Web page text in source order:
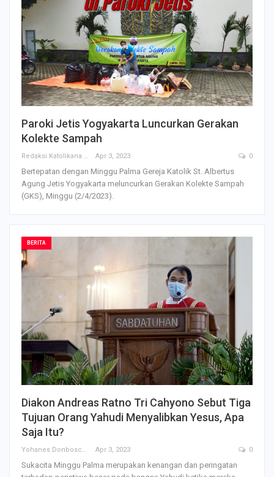
Paroki Jetis Yogyakarta Luncurkan Gerakan
Kolekte Sampah
Redaksi Katolikana Apr 3, 2023 0
Bertepatan dengan Minggu Palma Gereja Katolik St. Albertus
Agung Jetis Yogyakarta meluncurkan Gerakan Kolekte Sampah
(GKS), Minggu (2/4/2023).
BERITA
Diakon Andreas Ratno Tri Cahyono Sebut Tiga
Tujuan Orang Yahudi Menyalibkan Yesus, Apa
Saja Itu?
Yohanes Donbosco Lobo Apr 3, 2023 0
Sukacita Minggu Palma merupakan kenangan dan peringatan